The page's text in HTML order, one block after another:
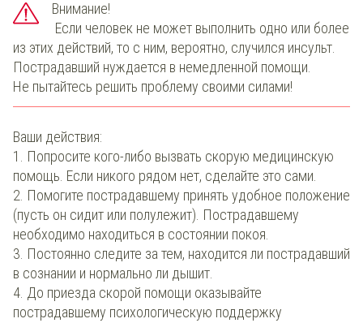
Внимание!
Если человек не может выполнить одно или более
из этих действий, то с ним, вероятно, случился инсульт.
Пострадавший нуждается в немедленной помощи.
Не пытайтесь решить проблему своими силами!
Ваши действия:
1. Попросите кого-либо вызвать скорую медицинскую
помощь. Если никого рядом нет, сделайте это сами.
2. Помогите пострадавшему принять удобное положение
(пусть он сидит или полулежит). Пострадавшему
необходимо находиться в состоянии покоя.
3. Постоянно следите за тем, находится ли пострадавший
в сознании и нормально ли дышит.
4. До приезда скорой помощи оказывайте
пострадавшему психологическую поддержку